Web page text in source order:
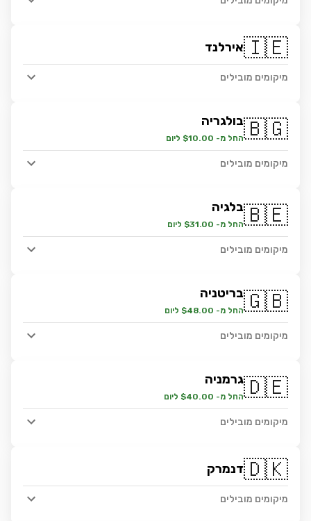
🇮🇪אירלנד
מיקומים מובילים
🇧🇬בולגריה
החל מ- $10.00 ליום
מיקומים מובילים
🇧🇪בלגיה
החל מ- $31.00 ליום
מיקומים מובילים
🇬🇧בריטניה
החל מ- $48.00 ליום
מיקומים מובילים
🇩🇪גרמניה
החל מ- $40.00 ליום
מיקומים מובילים
🇩🇰דנמרק
מיקומים מובילים